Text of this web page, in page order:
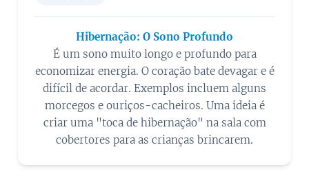
Hibernação: O Sono Profundo
É um sono muito longo e profundo para
economizar energia. O coração bate devagar e é
difícil de acordar. Exemplos incluem alguns
morcegos e ouriços-cacheiros. Uma ideia é
criar uma "toca de hibernação" na sala com
cobertores para as crianças brincarem.